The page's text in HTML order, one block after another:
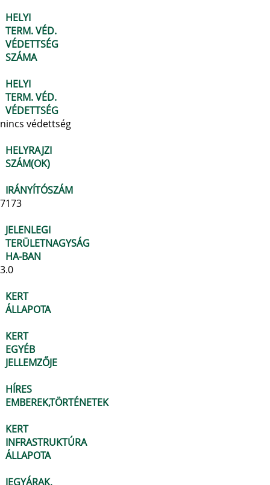
HELYI
TERM. VÉD.
VÉDETTSÉG
SZÁMA
HELYI
TERM. VÉD.
VÉDETTSÉG
nincs védettség
HELYRAJZI
SZÁM(OK)
IRÁNYÍTÓSZÁM
7173
JELENLEGI
TERÜLETNAGYSÁG
HA-BAN
3.0
KERT
ÁLLAPOTA
KERT
EGYÉB
JELLEMZŐJE
HÍRES
EMBEREK,TÖRTÉNETEK
KERT
INFRASTRUKTÚRA
ÁLLAPOTA
JEGYÁRAK,